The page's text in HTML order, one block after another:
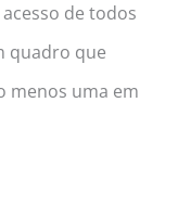
de todos
quadro que
menos uma em